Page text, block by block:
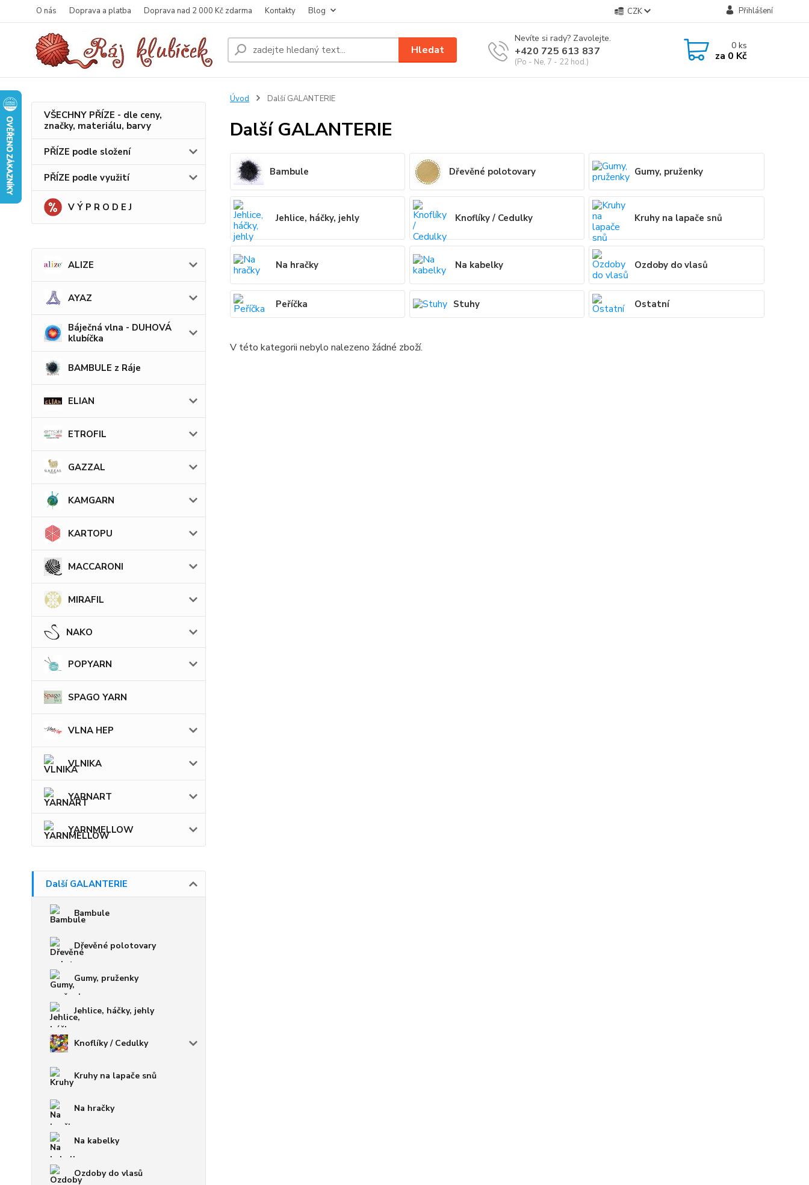
O nás Doprava a platba Doprava nad 2 000 Kč zdarma Kontakty Blog CZK Přihlášení
Hledat
Nevíte si rady? Zavolejte.
+420 725 613 837
(Po - Ne, 7 - 22 hod.)
0ks
za 0 Kč
VŠECHNY PŘÍZE - dle ceny,
značky, materiálu, barvy
PŘÍZE podle složení
PŘÍZE podle využití
V Ý P R O D E J
ALIZE
AYAZ
Báječná vlna - DUHOVÁ
klubíčka
BAMBULE z Ráje
ELIAN
ETROFIL
GAZZAL
KAMGARN
KARTOPU
MACCARONI
MIRAFIL
NAKO
POPYARN
SPAGO YARN
VLNA HEP
VLNIKA
YARNART
YARNMELLOW
Další GALANTERIE
Bambule
Dřevěné polotovary
Gumy, pruženky
Jehlice, háčky, jehly
Knoflíky / Cedulky
Kruhy na lapače snů
Na hračky
Na kabelky
Ozdoby do vlasů
Úvod Další GALANTERIE
Další GALANTERIE
Bambule Dřevěné polotovary Gumy, pruženky
Jehlice, háčky, jehly Knoflíky / Cedulky Kruhy na lapače snů
Na hračky Na kabelky Ozdoby do vlasů
Peříčka Stuhy Ostatní
V této kategorii nebylo nalezeno žádné zboží.